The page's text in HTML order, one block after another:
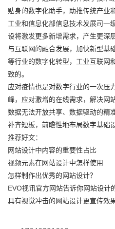
贴身的数字化助手，助推传统产业
工业和信息化部信息技术发展司一
设将激发更多新增需求，产生更深
与互联网的融合发展，加快新型基
等行业的数字化转型，工业互联网
致的。
应对疫情也是对数字行业的一次压
峰，应对激增的在线需求，解决网
数据无法开放共享、数据驱动的精
补齐短板，前瞻性地布局数字基础
推荐好文：
网站设计中内容的重要性占比
视频元素在网站设计中怎样使用
怎样制作出优秀的网站设计？
EVO视讯官方网站告诉你网站设计
具有视觉冲击的网站设计更宣传效